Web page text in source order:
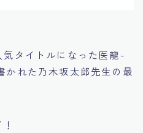
タイトルになった 医龍-
かれた乃木坂太郎先生の最